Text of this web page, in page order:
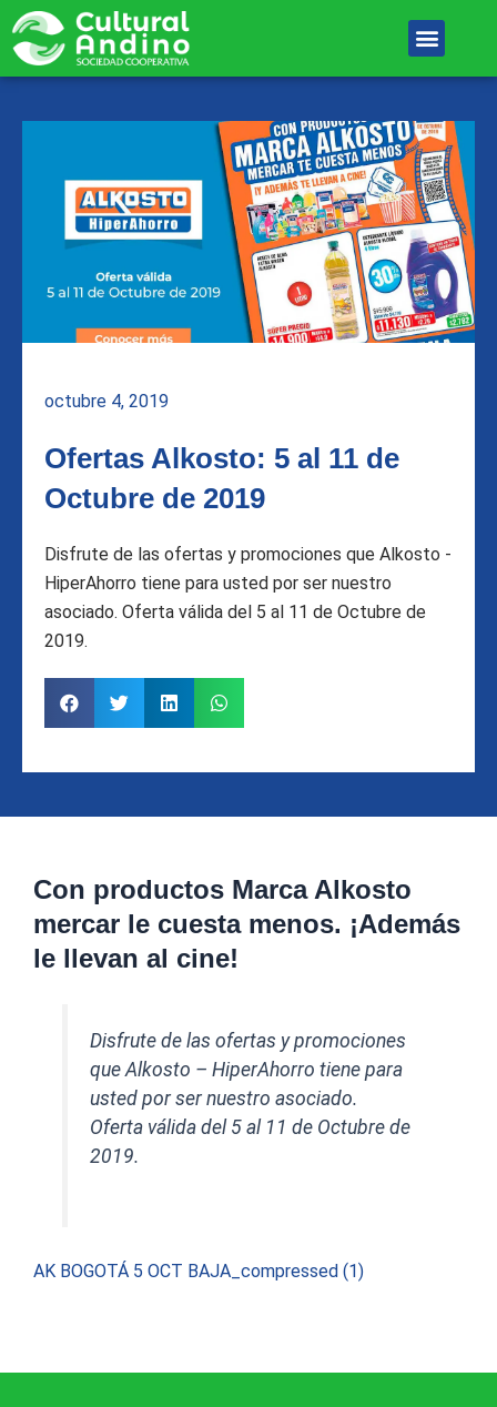
contenido
Menu
octubre 4, 2019
Ofertas Alkosto: 5 al 11 de
Octubre de 2019
Disfrute de las ofertas y promociones que Alkosto -
HiperAhorro tiene para usted por ser nuestro
asociado. Oferta válida del 5 al 11 de Octubre de
2019.
Con productos Marca Alkosto
mercar le cuesta menos. ¡Además
le llevan al cine!
Disfrute de las ofertas y promociones
que Alkosto – HiperAhorro tiene para
usted por ser nuestro asociado.
Oferta válida del 5 al 11 de Octubre de
2019.
AK BOGOTÁ 5 OCT BAJA_compressed (1)